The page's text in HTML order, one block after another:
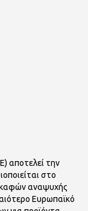
αποτελεί την
στο
αναψυχής
Ευρωπαϊκό